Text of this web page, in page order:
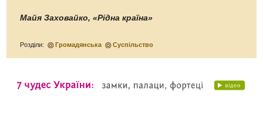
Майя Заховайко, «Рідна країна»
Розділи: Громадянська Суспільство